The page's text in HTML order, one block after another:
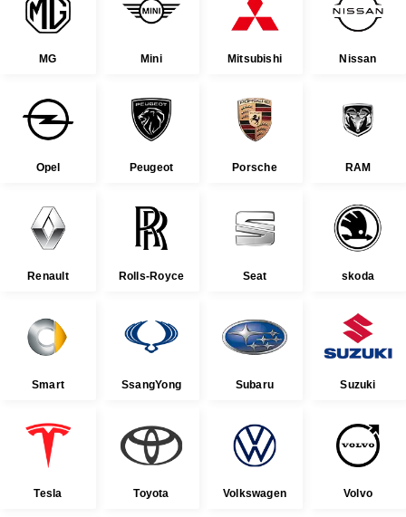
MG Mini Mitsubishi Nissan
Opel Peugeot Porsche RAM
Renault Rolls-Royce Seat skoda
Smart SsangYong Subaru Suzuki
Tesla Toyota Volkswagen Volvo